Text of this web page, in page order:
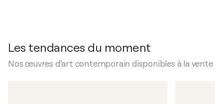
Les tendances du moment
Nos œuvres d’art contemporain disponibles à la vente